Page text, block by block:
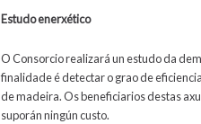
Estudo enerxético
O Consorcio realizará un estudo da
finalidade é detectar o grao de
de madeira. Os beneficiarios destas
suporán ningún custo.